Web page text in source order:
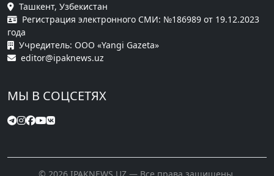
Ташкент, Узбекистан
Регистрация электронного СМИ: №186989 от 19.12.2023
года
Учредитель: ООО «Yangi Gazeta»
editor@ipaknews.uz
МЫ В СОЦСЕТЯХ